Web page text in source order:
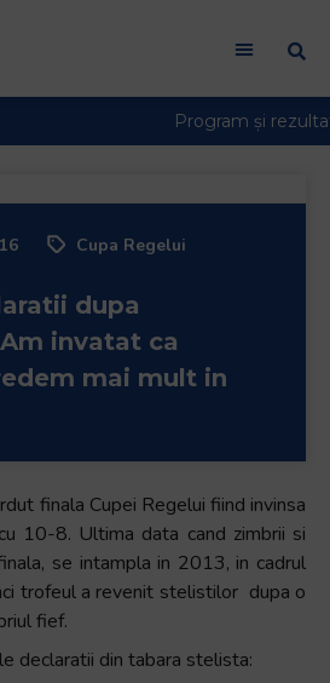
Cupa Regelui
dupa
invatat ca
mai mult in
finala Cupei Regelui fiind invinsa
10-8. Ultima data cand zimbrii si
se intampla in 2013, in cadrul
trofeul a revenit stelistilor dupa o
fief.
declaratii din tabara stelista: